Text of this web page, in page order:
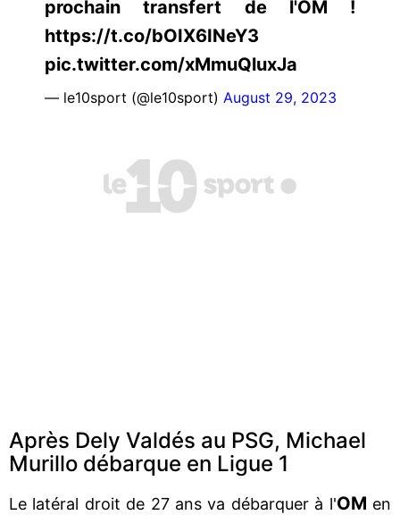
prochain transfert de l'OM !
https://t.co/bOIX6INeY3
pic.twitter.com/xMmuQluxJa
— le10sport (@le10sport) August 29, 2023
Après Dely Valdés au PSG, Michael
Murillo débarque en Ligue 1
Le latéral droit de 27 ans va débarquer à l'OM en